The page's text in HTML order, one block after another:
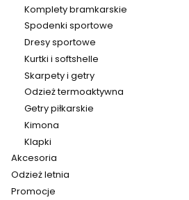
Komplety bramkarskie
Spodenki sportowe
Dresy sportowe
Kurtki i softshelle
Skarpety i getry
Odzież termoaktywna
Getry piłkarskie
Kimona
Klapki
Akcesoria
Odzież letnia
Promocje